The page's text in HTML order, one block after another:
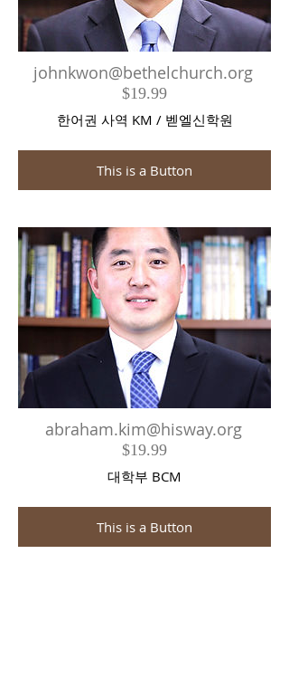
johnkwon@bethelchurch.org
$19.99
​한어권 사역 KM / 벧엘신학원
This is a Button
abraham.kim@hisway.org
$19.99
대학부 BCM
This is a Button